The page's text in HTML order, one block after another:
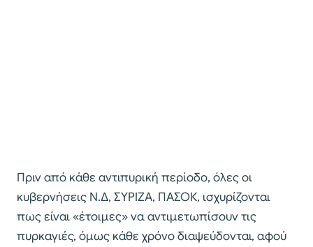
Πριν από κάθε αντιπυρική περίοδο, όλες οι
κυβερνήσεις Ν.Δ, ΣΥΡΙΖΑ, ΠΑΣΟΚ, ισχυρίζονται
πως είναι «έτοιμες» να αντιμετωπίσουν τις
πυρκαγιές, όμως κάθε χρόνο διαψεύδονται, αφού